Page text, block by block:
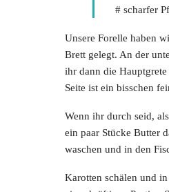
# scharfer
Unsere Forelle haben
Brett gelegt. An der
ihr dann die
Seite ist ein bisschen
Wenn ihr durch seid,
ein paar Stücke Butter
waschen und in den
Karotten schälen und